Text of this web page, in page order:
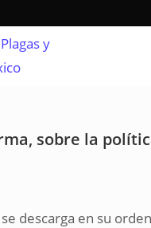
sobre la
descarga en su